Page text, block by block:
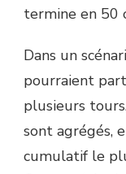
termine en 50
Dans un
pourraient
plusieurs
sont agrégés,
cumulatif le